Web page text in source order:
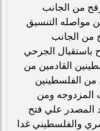
من الجانب
التنسيق
من الجانب
باستقبال الجرحي
القادمين من
من الفلسطينين
المزدوجه ومن
المصدر علي فتح
والفلسطيني غدا